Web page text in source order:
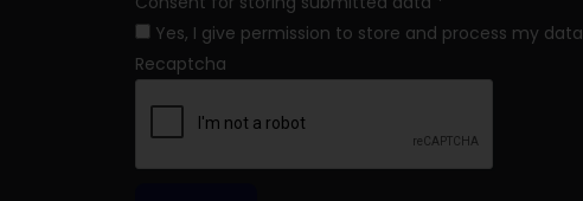
Yes, I give permission to store and process my data
Recaptcha